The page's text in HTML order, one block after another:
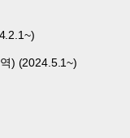
) (2024.5.1~)